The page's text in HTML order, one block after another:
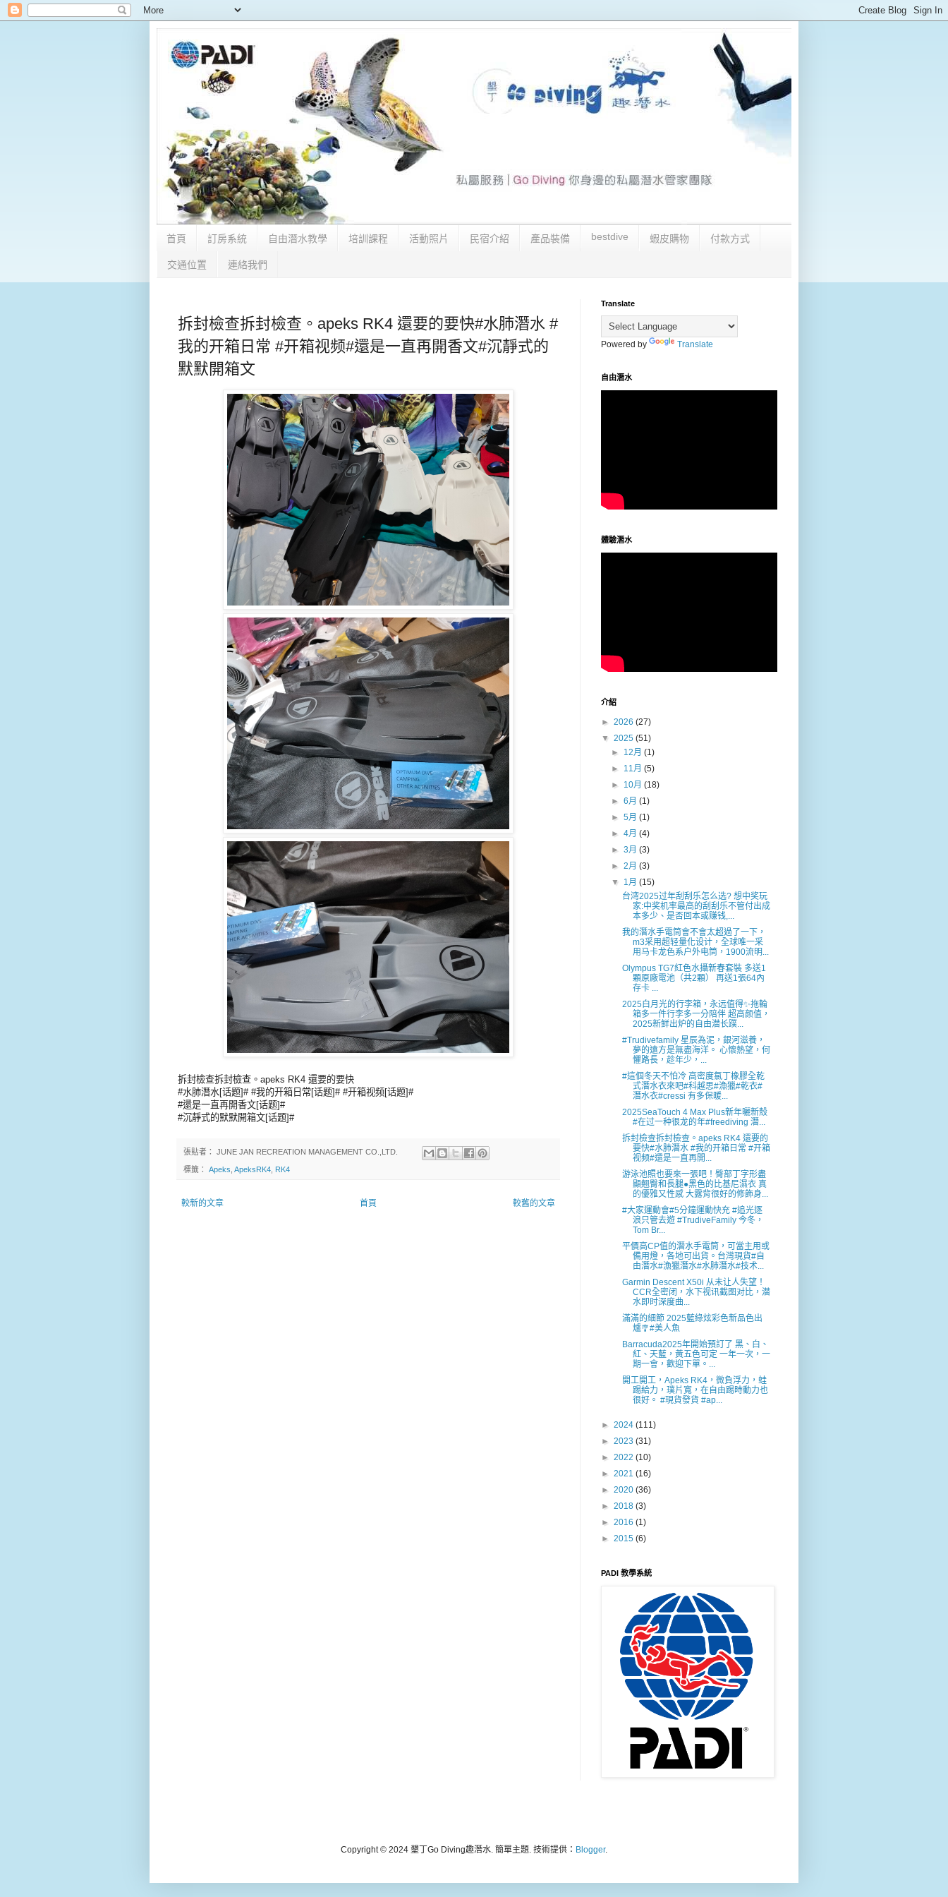
首頁 訂房系統 自由潛水教學 培訓課程 活動照片 民宿介紹 產品裝備 bestdive 蝦皮購物 付款方式
交通位置 連絡我們
拆封檢查拆封檢查。apeks RK4 還要的要快#水肺潛水 #
我的开箱日常 #开箱视频#還是一直再開香文#沉靜式的
默默開箱文
拆封檢查拆封檢查。apeks RK4 還要的要快
#水肺潛水[话题]# #我的开箱日常[话题]# #开箱视频[话题]#
#還是一直再開香文[话题]#
#沉靜式的默默開箱文[话题]#
張貼者： JUNE JAN RECREATION MANAGEMENT CO.,LTD.
標籤： Apeks ApeksRK4 RK4
較新的文章 較舊的文章
首頁
Translate
Powered by Translate
自由潛水
體驗潛水
介紹
► 2026 (27)
▼ 2025 (51)
► 12月(1)
► 11月(5)
► 10月(18)
►6月(1)
►5月(1)
►4月(4)
►3月(3)
►2月(3)
▼ 1月(15)
台湾2025过年刮刮乐怎么选? 想中奖玩
家:中奖机率最高的刮刮乐不管付出成
本多少、是否回本或赚钱,...
我的潛水手電筒會不會太超過了一下，
m3采用超轻量化设计，全球唯一采
用马卡龙色系户外电筒，1900流明...
Olympus TG7紅色水攝新春套裝 多送1
顆原廠電池（共2顆） 再送1張64內
存卡 ...
2025白月光的行李箱，永远值得✨拖輪
箱多一件行李多一分陪伴 超高颜值，
2025新鲜出炉的自由潜长蹼...
#Trudivefamily 星辰為泥，銀河滋養，
夢的遠方是無盡海洋。 心懷熱望，何
懼路長，趁年少，...
#這個冬天不怕冷 高密度氯丁橡膠全乾
式潛水衣來吧#科越思#漁獵#乾衣#
潛水衣#cressi 有多保暖...
2025SeaTouch 4 Max Plus新年曬新殼
#在过一种很龙的年#freediving 潛...
拆封檢查拆封檢查。apeks RK4 還要的
要快#水肺潛水 #我的开箱日常 #开箱
视频#還是一直再開...
游泳池照也要來一張吧！臀部丁字形盡
顯翹臀和長腿●黑色的比基尼濕衣 真
的優雅又性感 大露背很好的修飾身...
#大家運動會#5分鐘運動快充 #追光逐
浪只管去遊 #TrudiveFamily 今冬，
Tom Br...
平價高CP值的潛水手電筒，可當主用或
備用燈，各地可出貨。台灣現貨#自
由潛水#漁獵潛水#水肺潛水#技术...
Garmin Descent X50i 从未让人失望！
CCR全密闭，水下视讯截图对比，潜
水即时深度曲...
滿滿的細節 2025藍綠炫彩色新品色出
爐🎐#美人魚
Barracuda2025年開始預訂了 黑、白、
紅、天藍，黃五色可定 一年一次，一
期一會，歡迎下單。...
開工開工，Apeks RK4，微負浮力，蛙
踢給力，璞片寬，在自由踢時動力也
很好。 #現貨發貨 #ap...
► 2024 (111)
► 2023 (31)
► 2022 (10)
► 2021 (16)
► 2020 (36)
► 2018 (3)
► 2016 (1)
► 2015 (6)
PADI 教學系統
Copyright © 2024 墾丁Go Diving趣潛水. 簡單主題. 技術提供： Blogger.